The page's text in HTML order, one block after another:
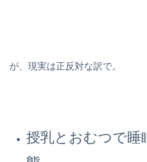
が、現実は正反対な訳で。
授乳とおむつで睡